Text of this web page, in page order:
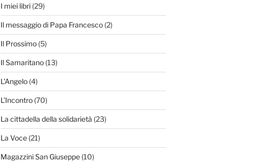
I miei libri(29)
Il messaggio di Papa Francesco(2)
Il Prossimo(5)
Il Samaritano(13)
L'Angelo(4)
L'Incontro(70)
La cittadella della solidarietà (23)
La Voce(21)
Magazzini San Giuseppe(10)